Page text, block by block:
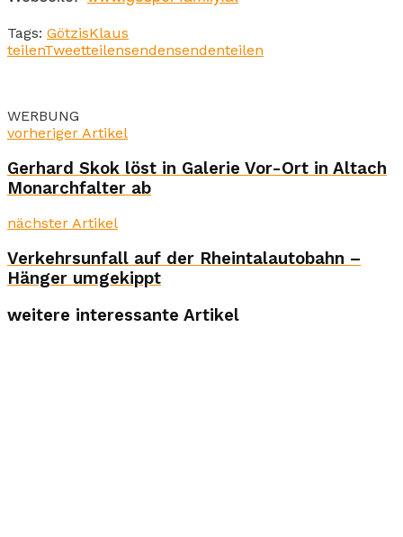
Tags: GötzisKlaus
teilenTweetteilensendensendenteilen
WERBUNG
vorheriger Artikel
Gerhard Skok löst in Galerie Vor-Ort in Altach
Monarchfalter ab
nächster Artikel
Verkehrsunfall auf der Rheintalautobahn –
Hänger umgekippt
weitere interessante Artikel